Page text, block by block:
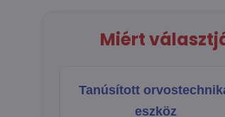
Miért
Tanúsított
eszköz